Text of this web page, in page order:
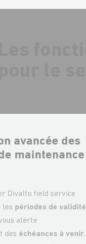
avancée des
maintenance
Divalto field service
les périodes de validité
alerte
des échéances à venir,